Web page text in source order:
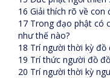
16 Giải thích rõ về
17 Trong đạo phật có
như thế nào?
18 Trí người thời kỳ đồ
19 Trí thức người đồ
20 Trí người thời kỳ